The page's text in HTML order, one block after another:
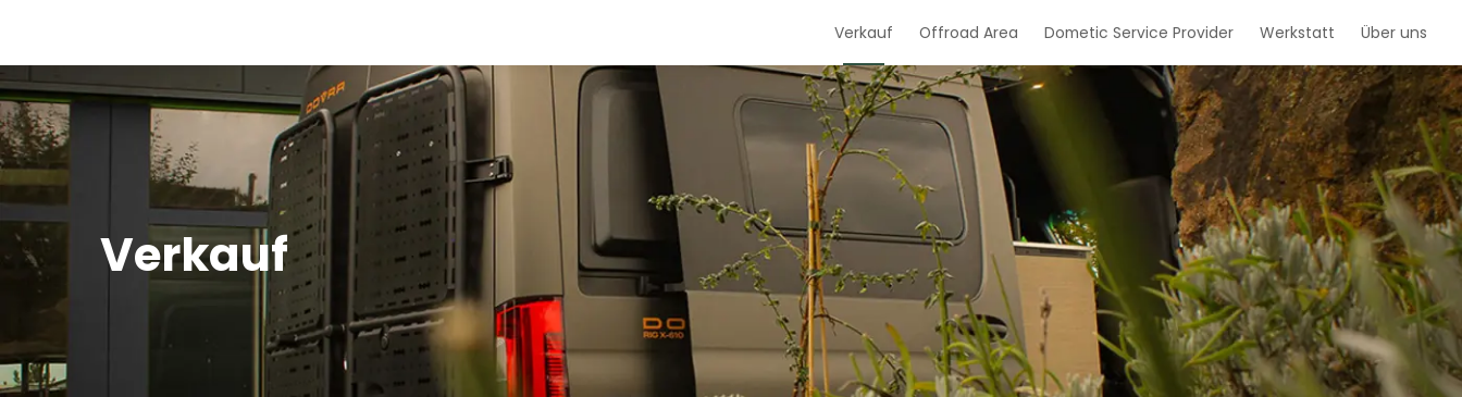
Verkauf Offroad Area Dometic Service Provider Werkstatt Über uns
Verkauf